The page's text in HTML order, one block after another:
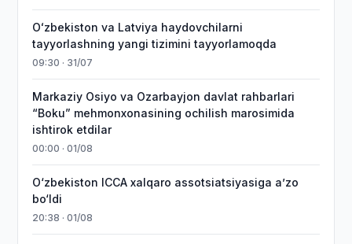
Oʻzbekiston va Latviya haydovchilarni
tayyorlashning yangi tizimini tayyorlamoqda
09:30 · 31/07
Markaziy Osiyo va Ozarbayjon davlat rahbarlari
“Boku” mehmonxonasining ochilish marosimida
ishtirok etdilar
00:00 · 01/08
O‘zbekiston ICCA xalqaro assotsiatsiyasiga aʼzo
bo‘ldi
20:38 · 01/08